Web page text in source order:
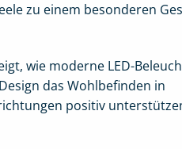
zu einem besonderen
wie moderne LED-
das Wohlbefinden in
positiv